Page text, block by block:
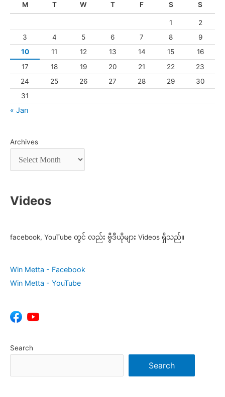
M T W T F S S
1
2
3
4 5 6 7 8
9
10
11 12 13 14 15
16
17
18 19 20 21 22
23
24
25 26 27 28 29
30
31
« Jan
Archives
Videos
facebook, YouTube တွင် လည်း ဗွီဒီယိုများ Videos ရှိသည်။
Win Metta - Facebook
Win Metta - YouTube
Search
Search